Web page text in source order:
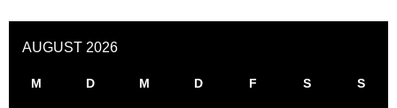
AUGUST 2026
M D M D F S S